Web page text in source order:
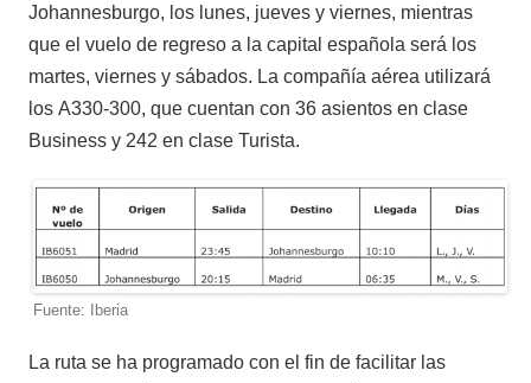
Johannesburgo, los lunes, jueves y viernes, mientras
que el vuelo de regreso a la capital española será los
martes, viernes y sábados. La compañía aérea utilizará
los A330-300, que cuentan con 36 asientos en clase
Business y 242 en clase Turista.
Fuente: Iberia
La ruta se ha programado con el fin de facilitar las